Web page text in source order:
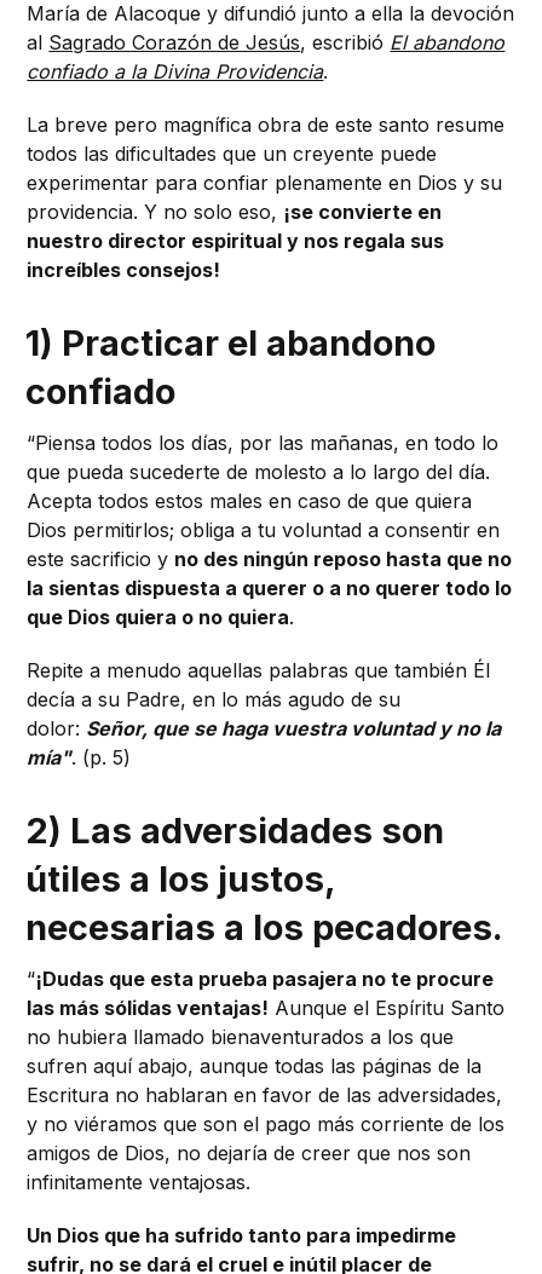
María de Alacoque y difundió junto a ella la devoción
al Sagrado Corazón de Jesús, escribió El abandono
confiado a la Divina Providencia.
La breve pero magnífica obra de este santo resume
todos las dificultades que un creyente puede
experimentar para confiar plenamente en Dios y su
providencia. Y no solo eso, ¡se convierte en
nuestro director espiritual y nos regala sus
increíbles consejos!
1) Practicar el abandono
confiado
“Piensa todos los días, por las mañanas, en todo lo
que pueda sucederte de molesto a lo largo del día.
Acepta todos estos males en caso de que quiera
Dios permitirlos; obliga a tu voluntad a consentir en
este sacrificio y no des ningún reposo hasta que no
la sientas dispuesta a querer o a no querer todo lo
que Dios quiera o no quiera.
Repite a menudo aquellas palabras que también Él
decía a su Padre, en lo más agudo de su
dolor: Señor, que se haga vuestra voluntad y no la
mía". (p. 5)
2) Las adversidades son
útiles a los justos,
necesarias a los pecadores.
“¡Dudas que esta prueba pasajera no te procure
las más sólidas ventajas! Aunque el Espíritu Santo
no hubiera llamado bienaventurados a los que
sufren aquí abajo, aunque todas las páginas de la
Escritura no hablaran en favor de las adversidades,
y no viéramos que son el pago más corriente de los
amigos de Dios, no dejaría de creer que nos son
infinitamente ventajosas.
Un Dios que ha sufrido tanto para impedirme
sufrir, no se dará el cruel e inútil placer de